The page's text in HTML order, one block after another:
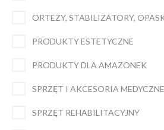
ORTEZY, STABILIZATORY,
PRODUKTY ESTETYCZNE
PRODUKTY DLA AMAZONEK
SPRZĘT I AKCESORIA MEDYCZNE
SPRZĘT REHABILITACYJNY